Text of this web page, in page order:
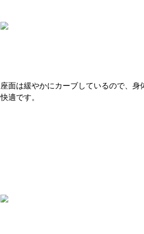
座面は緩やかにカーブしているので、
快適です。